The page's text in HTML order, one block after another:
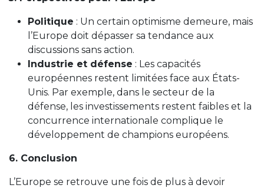
Politique : Un certain optimisme demeure, mais
l’Europe doit dépasser sa tendance aux
discussions sans action.
Industrie et défense : Les capacités
européennes restent limitées face aux États-
Unis. Par exemple, dans le secteur de la
défense, les investissements restent faibles et la
concurrence internationale complique le
développement de champions européens.
6. Conclusion
L’Europe se retrouve une fois de plus à devoir